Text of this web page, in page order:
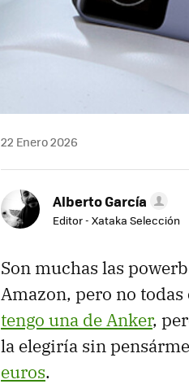
22 Enero 2026
Alberto García
Editor - Xataka Selección
Son muchas las
Amazon, pero no
tengo una de Anker,
la elegiría sin
euros.